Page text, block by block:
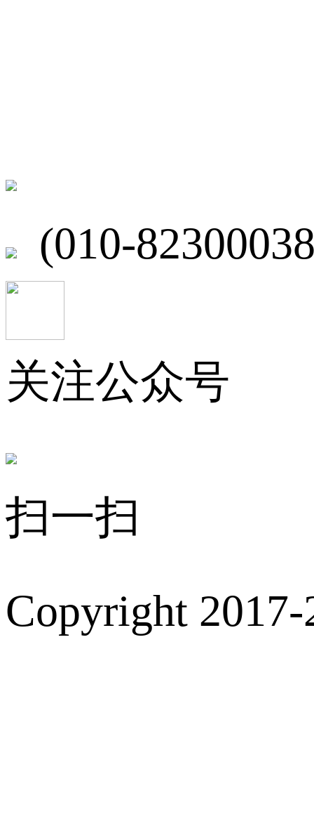
(010-
关注公众号
扫一扫
Copyright